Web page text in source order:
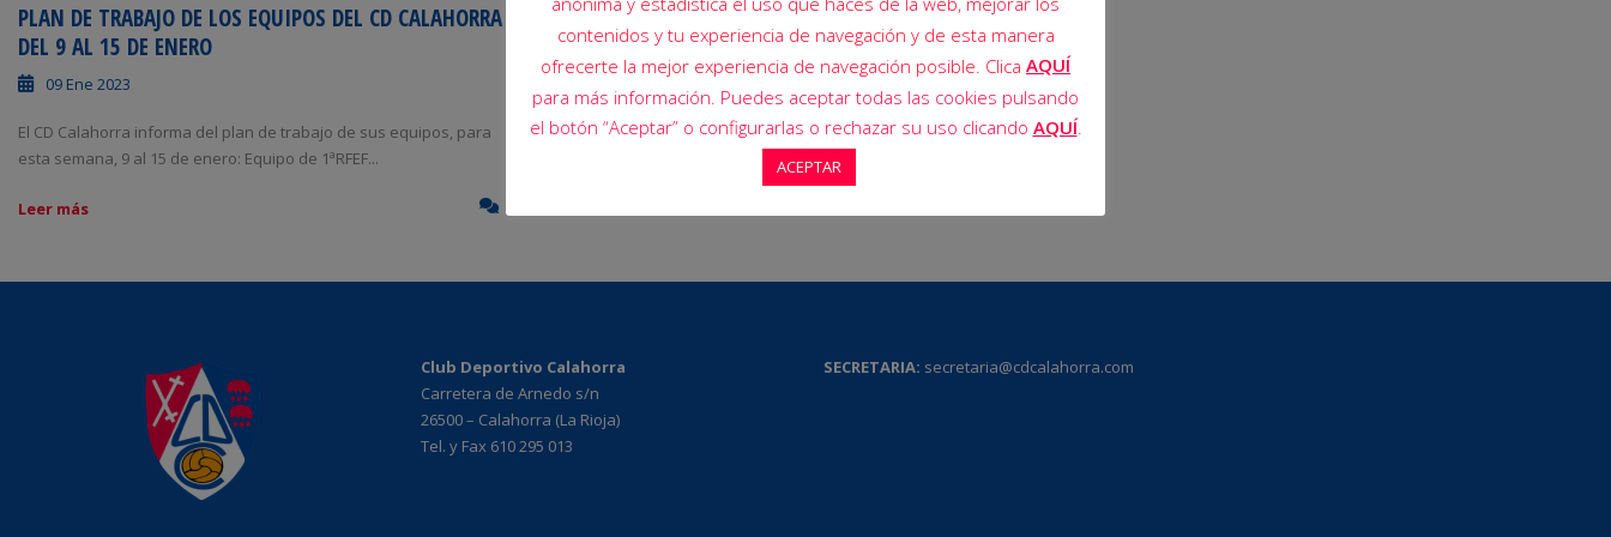
PLAN DE TRABAJO DE LOS EQUIPOS DEL CD CALAHORRA
DEL 9 AL 15 DE ENERO
09 Ene 2023
El CD Calahorra informa del plan de trabajo de sus equipos, para
esta semana, 9 al 15 de enero: Equipo de 1ªRFEF...
Leer más
Club Deportivo Calahorra
Carretera de Arnedo s/n
26500 – Calahorra (La Rioja)
Tel. y Fax 610 295 013
SECRETARIA: secretaria@cdcalahorra.com
contenidos y tu experiencia de navegación y de esta manera
ofrecerte la mejor experiencia de navegación posible. Clica AQUÍ
para más información. Puedes aceptar todas las cookies pulsando
el botón “Aceptar” o configurarlas o rechazar su uso clicando AQUÍ.
ACEPTAR